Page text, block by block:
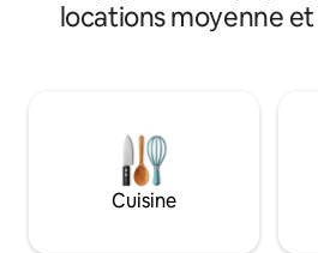
locations moyenne
Cuisine